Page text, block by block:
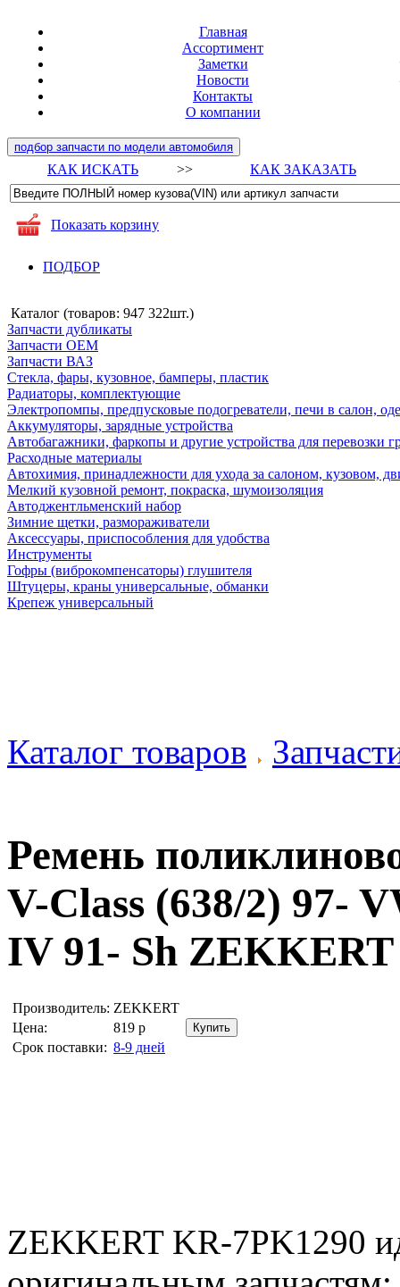
Главная
Ассортимент
Заметки
Новости
Контакты
О компании
подбор запчасти по модели автомобиля
КАК ИСКАТЬ >> КАК ЗАКАЗАТЬ
Показать корзину
ПОДБОР
Каталог (товаров: 947 322шт.)
Запчасти дубликаты
Запчасти ОЕМ
Запчасти ВАЗ
Стекла, фары, кузовное, бамперы, пластик
Радиаторы, комплектующие
Электропомпы, предпусковые подогреватели, печи в салон,
Аккумуляторы, зарядные устройства
Автобагажники, фаркопы и другие устройства для перевозки
Расходные материалы
Автохимия, принадлежности для ухода за салоном, кузовом,
Мелкий кузовной ремонт, покраска, шумоизоляция
Автоджентльменский набор
Зимние щетки, размораживатели
Аксессуары, приспособления для удобства
Инструменты
Гофры (виброкомпенсаторы) глушителя
Штуцеры, краны универсальные, обманки
Крепеж универсальный
Каталог товаров
Ремень
V-Class (638/2) 97-
IV 91- Sh
Производитель: ZEKKERT
Цена:
819 р
Срок поставки: 8-9 дней
ZEKKERT KR-7PK1290